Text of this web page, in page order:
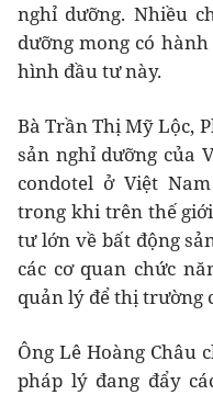
nghỉ dưỡng. Nhiều
dưỡng mong có
hình đầu tư này.
Bà Trần Thị Mỹ Lộc,
sản nghỉ dưỡng của
condotel ở Việt
trong khi trên thế
tư lớn về bất động
các cơ quan chức
quản lý để thị trường
Ông Lê Hoàng Châu
pháp lý đang đẩy